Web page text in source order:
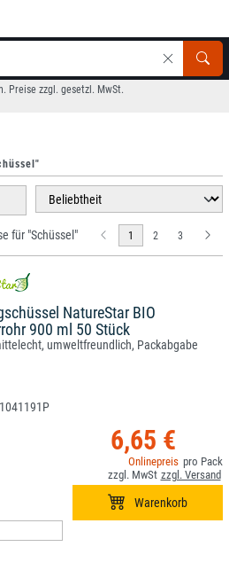
Preise zzgl. gesetzl. MwSt.
für "Schüssel" 1 2 3
NatureStar BIO
900 ml 50 Stück
umweltfreundlich, Packabgabe
1041191P
6,65 €